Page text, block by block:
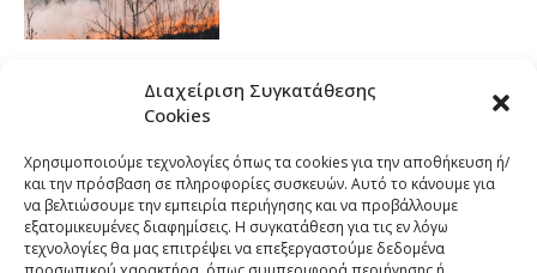
Διαχείριση Συγκατάθεσης
Cookies
Χρησιμοποιούμε τεχνολογίες όπως τα cookies για την αποθήκευση ή/
και την πρόσβαση σε πληροφορίες συσκευών. Αυτό το κάνουμε για
να βελτιώσουμε την εμπειρία περιήγησης και να προβάλλουμε
εξατομικευμένες διαφημίσεις. Η συγκατάθεση για τις εν λόγω
τεχνολογίες θα μας επιτρέψει να επεξεργαστούμε δεδομένα